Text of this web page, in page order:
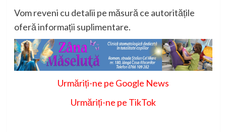
Vom reveni cu detalii pe măsură ce autoritățile
oferă informații suplimentare.
Urmăriți-ne pe Google News
Urmăriți-ne pe TikTok